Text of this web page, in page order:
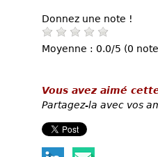
Donnez une note !
Moyenne : 0.0/5 (0
Vous avez aimé
Partagez-la avec vos